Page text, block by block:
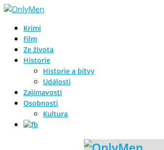
Krimi
Film
Ze života
Historie
Historie a bitvy
Události
Zajímavosti
Osobnosti
Kultura